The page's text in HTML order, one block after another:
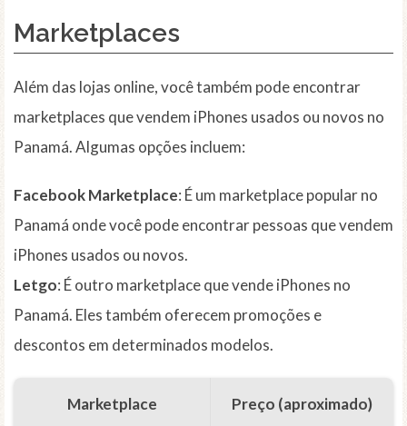
Marketplaces
Além das lojas online, você também pode encontrar
marketplaces que vendem iPhones usados ou novos no
Panamá. Algumas opções incluem:
Facebook Marketplace: É um marketplace popular no
Panamá onde você pode encontrar pessoas que vendem
iPhones usados ou novos.
Letgo: É outro marketplace que vende iPhones no
Panamá. Eles também oferecem promoções e
descontos em determinados modelos.
Marketplace Preço (aproximado)